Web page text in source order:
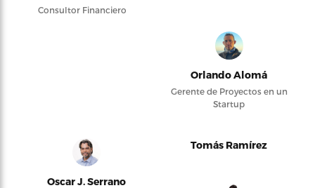
Consultor Financiero
Orlando Alomá
Gerente de Proyectos en un
Startup
Oscar J. Serrano
Tomás Ramírez